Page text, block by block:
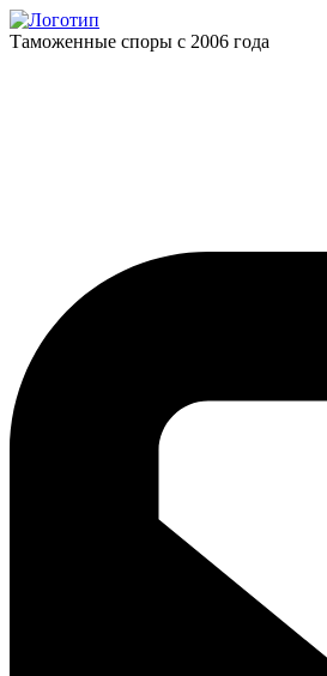
Таможенные споры с 2006 года